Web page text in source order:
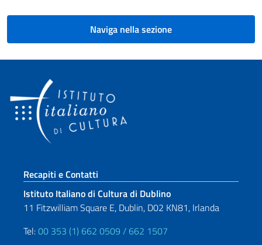
Naviga nella sezione
Sezione footer
Recapiti e Contatti
Istituto Italiano di Cultura di Dublino
11 Fitzwilliam Square E, Dublin, D02 KN81, Irlanda
Tel:00 353 (1) 662 0509 / 662 1507